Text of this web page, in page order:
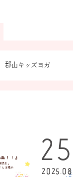
25
2025.08